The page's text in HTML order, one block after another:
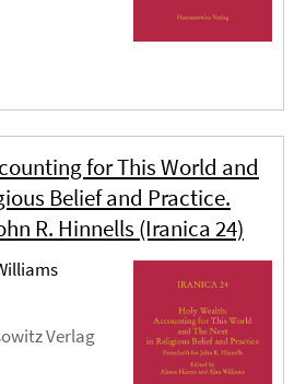
for This World and
Belief and Practice.
R. Hinnells (Iranica 24)
Verlag